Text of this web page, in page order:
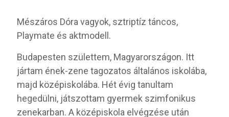
Mészáros Dóra vagyok, sztriptíz táncos,
Playmate és aktmodell.
Budapesten születtem, Magyarországon. Itt
jártam ének-zene tagozatos általános iskolába,
majd középiskolába. Hét évig tanultam
hegedülni, játszottam gyermek szimfonikus
zenekarban. A középiskola elvégzése után